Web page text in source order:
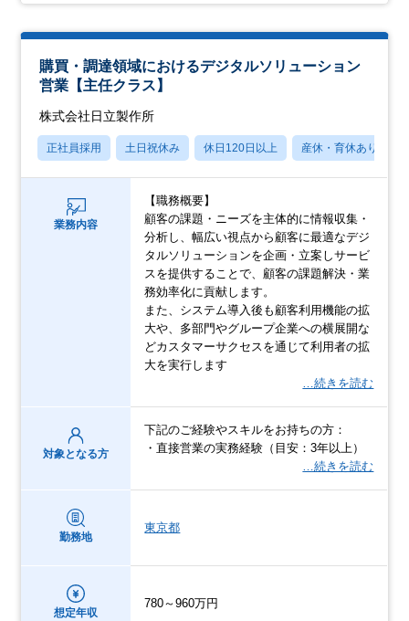
購買・調達領域におけるデジタルソリューション
営業【主任クラス】
株式会社日立製作所
正社員採用 土日祝休み 休日120日以上 産休・育休あり
業務内容
【職務概要】
顧客の課題・ニーズを主体的に情報収集・
分析し、幅広い視点から顧客に最適なデジ
タルソリューションを企画・立案しサービ
スを提供することで、顧客の課題解決・業
務効率化に貢献します。
また、システム導入後も顧客利用機能の拡
大や、多部門やグループ企業への横展開な
どカスタマーサクセスを通じて利用者の拡
大を実行します
…続きを読む
対象となる方
下記のご経験やスキルをお持ちの方：
・直接営業の実務経験（目安：3年以上）
…続きを読む
勤務地
東京都
想定年収
780～960万円